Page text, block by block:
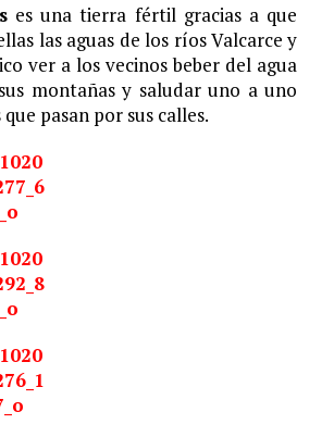
es una tierra fértil gracias a que
las aguas de los ríos Valcarce y
ver a los vecinos beber del agua
montañas y saludar uno a uno
pasan por sus calles.